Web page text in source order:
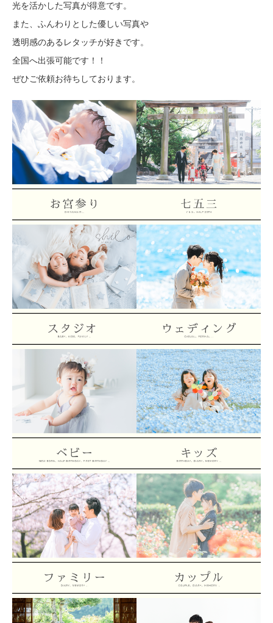
光を活かした写真が得意です。
また、ふんわりとした優しい写真や
透明感のあるレタッチが好きです。
全国へ出張可能です！！
ぜひご依頼お待ちしております。
お宮参りフォト 753 PHOTO
スタジオフォト ウェディングフォト
ベビーフォト キッズフォト